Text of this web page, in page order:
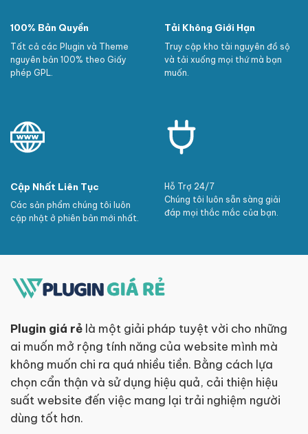
100% Bản Quyền
Tất cả các Plugin và Theme
nguyên bản 100% theo Giấy
phép GPL.
Tải Không Giới Hạn
Truy cập kho tài nguyên đồ sộ
và tải xuống mọi thứ mà bạn
muốn.
Cập Nhất Liên Tục
Các sản phẩm chúng tôi luôn
cập nhật ở phiên bản mới nhất.
Hỗ Trợ 24/7
Chúng tôi luôn sẵn sàng giải
đáp mọi thắc mắc của bạn.
Plugin giá rẻ là một giải pháp tuyệt vời cho những
ai muốn mở rộng tính năng của website mình mà
không muốn chi ra quá nhiều tiền. Bằng cách lựa
chọn cẩn thận và sử dụng hiệu quả, cải thiện hiệu
suất website đến việc mang lại trải nghiệm người
dùng tốt hơn.